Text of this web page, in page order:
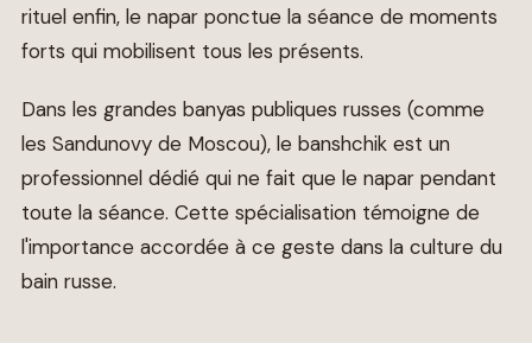
rituel enfin, le napar ponctue la séance de moments
forts qui mobilisent tous les présents.
Dans les grandes banyas publiques russes (comme
les Sandunovy de Moscou), le banshchik est un
professionnel dédié qui ne fait que le napar pendant
toute la séance. Cette spécialisation témoigne de
l'importance accordée à ce geste dans la culture du
bain russe.